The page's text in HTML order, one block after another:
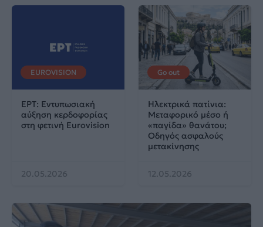
EUROVISION
ΕΡΤ: Εντυπωσιακή
αύξηση κερδοφορίας
στη φετινή Eurovision
20.05.2026
Go out
Ηλεκτρικά πατίνια:
Μεταφορικό μέσο ή
«παγίδα» θανάτου;
Οδηγός ασφαλούς
μετακίνησης
12.05.2026